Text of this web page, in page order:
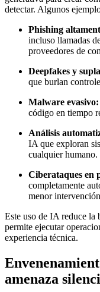
detectar. Algunos
Phishing
incluso llamadas
proveedores de
Deepfakes y
que burlan
Malware evasivo:
código en tiempo
Análisis
IA que exploran
cualquier humano.
Ciberataques en
completamente
menor
Este uso de IA reduce la
permite ejecutar
experiencia técnica.
amenaza